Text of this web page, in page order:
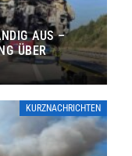
AUS –
ÜBER
KURZNACHRICHTEN